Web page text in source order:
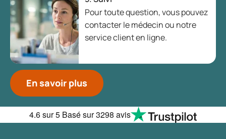
Pour toute question, vous pouvez
contacter le médecin ou notre
service client en ligne.
En savoir plus
4.6sur 5 Basé sur3298 avis